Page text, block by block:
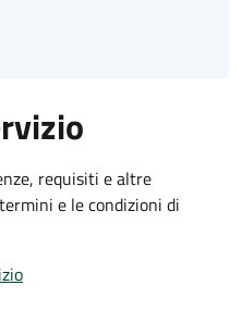
requisiti e altre
e le condizioni di